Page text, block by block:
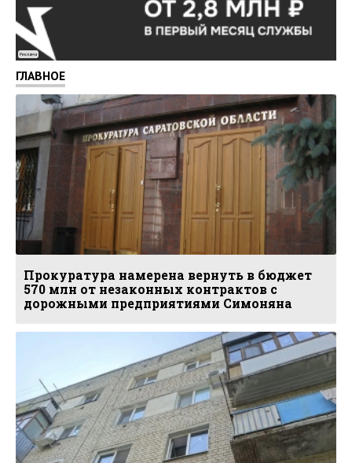
Реклама
ГЛАВНОЕ
Прокуратура намерена вернуть в бюджет
570 млн от незаконных контрактов с
дорожными предприятиями Симоняна